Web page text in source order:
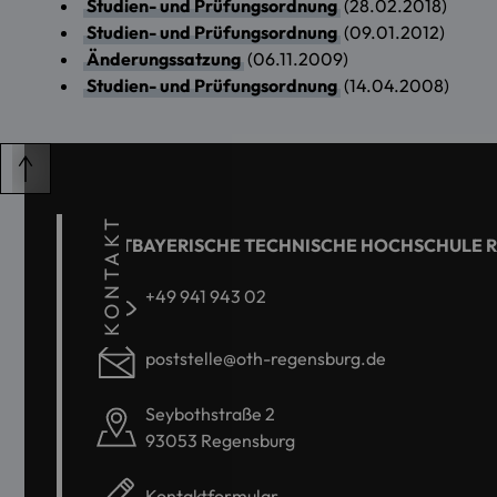
Studien- und Prüfungsordnung (28.02.2018)
Studien- und Prüfungsordnung (09.01.2012)
Änderungssatzung (06.11.2009)
Studien- und Prüfungsordnung (14.04.2008)
KONTAKT
OSTBAYERISCHE TECHNISCHE HOCHSCHULE
+49 941 943 02
poststelle@oth-regensburg.de
Seybothstraße 2
93053 Regensburg